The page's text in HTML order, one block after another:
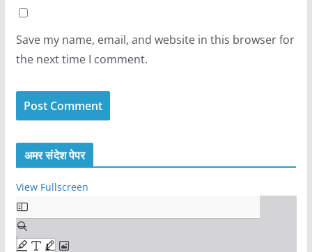
Save my name, email, and website in this browser for
the next time I comment.
अमर संदेश पेपर
View Fullscreen
S
k
i